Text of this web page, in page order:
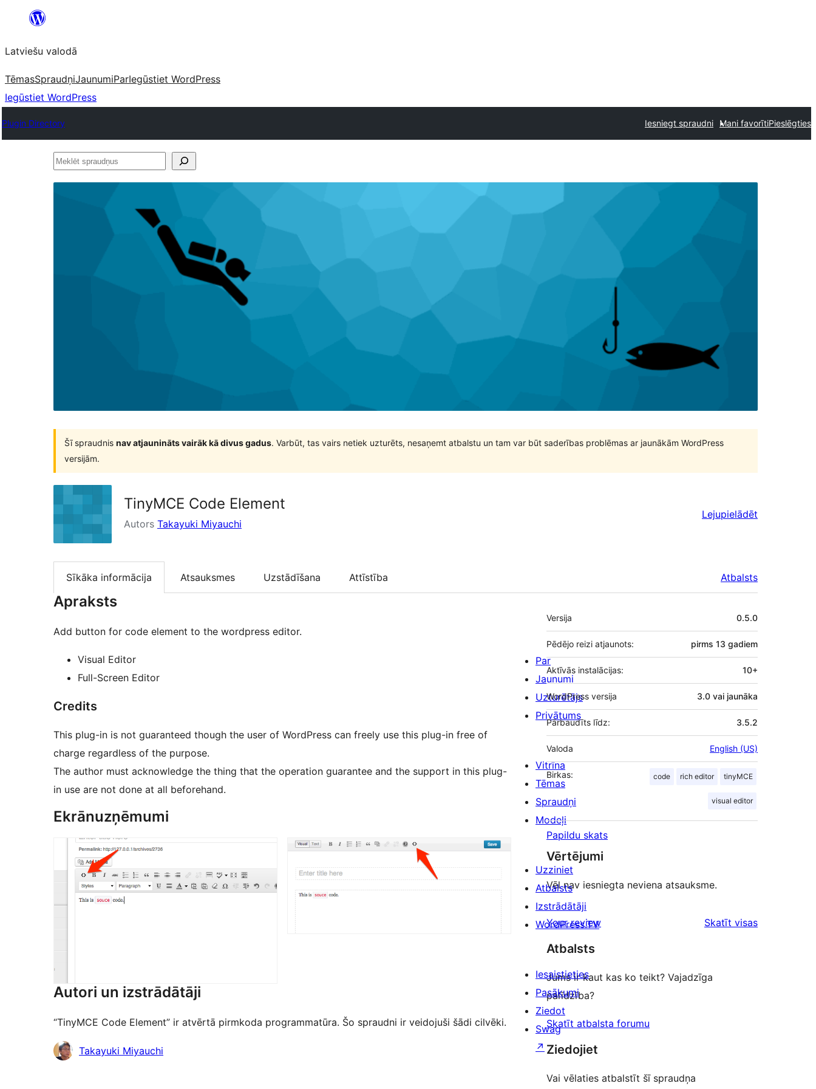
Pāriet
saturu
Latviešu valodā
TēmasSpraudņiJaunumiParIegūstiet WordPress
Iegūstiet WordPress
Plugin Directory Iesniegt spraudni Mani favorītiPieslēgties
Meklēt
Šī spraudnis nav atjaunināts vairāk kā divus gadus. Varbūt, tas vairs netiek uzturēts, nesaņemt atbalstu un tam var būt saderības problēmas ar jaunākām WordPress
versijām.
TinyMCE Code Element
Autors Takayuki Miyauchi
Lejupielādēt
Sīkāka informācija Atsauksmes Uzstādīšana Attīstība Atbalsts
Apraksts
Add button for code element to the wordpress editor.
Visual Editor
Full-Screen Editor
Credits
This plug-in is not guaranteed though the user of WordPress can freely use this plug-in free of
charge regardless of the purpose.
The author must acknowledge the thing that the operation guarantee and the support in this plug-
in use are not done at all beforehand.
Ekrānuzņēmumi
Autori un izstrādātāji
“TinyMCE Code Element” ir atvērtā pirmkoda programmatūra. Šo spraudni ir veidojuši šādi cilvēki.
Līdzdalībnieki
Takayuki Miyauchi
Meta
Versija 0.5.0
Pēdējo reizi atjaunots: pirms 13 gadiem
Aktīvās instalācijas: 10+
WordPress versija 3.0 vai jaunāka
Pārbaudīts līdz: 3.5.2
Valoda English (US)
Birkas: code rich editor tinyMCE
visual editor
Papildu skats
Vērtējumi
Vēl nav iesniegta neviena atsauksme.
Your review Skatīt visasatsauksmes
Atbalsts
Jums ir kaut kas ko teikt? Vajadzīga
palīdzība?
Skatīt atbalsta forumu
Ziedojiet
Vai vēlaties atbalstīt šī spraudņa
Par
Jaunumi
Uzturētājs
Privātums
Vitrīna
Tēmas
Spraudņi
Modeļi
Uzziniet
Atbalsts
Izstrādātāji
WordPress.TV
Iesaistieties
Pasākumi
Ziedot
Swag
↗